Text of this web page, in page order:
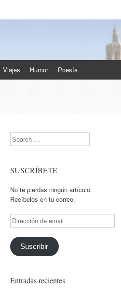
Viajes Humor Poesía
Search
SUSCRÍBETE
No te pierdas ningún artículo.
Recíbelos en tu correo.
Dirección
de
email
Suscribir
Entradas recientes